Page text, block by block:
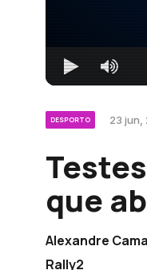
DESPORTO 23 jun,
que
Alexandre
Rally2